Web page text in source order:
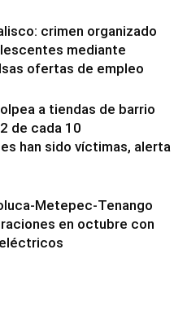
crimen organizado
mediante
ofertas de empleo
a tiendas de barrio
de cada 10
han sido víctimas, alerta
Metepec-Tenango
en octubre con